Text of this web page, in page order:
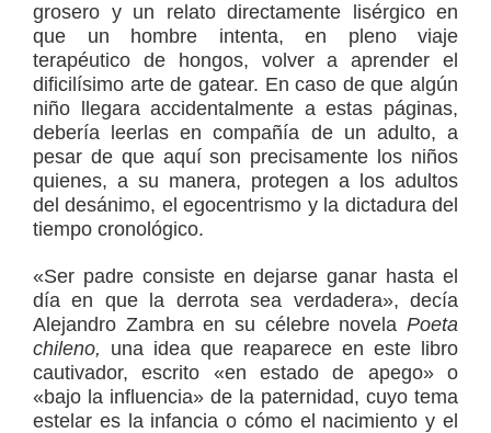
grosero y un relato directamente lisérgico en
que un hombre intenta, en pleno viaje
terapéutico de hongos, volver a aprender el
dificilísimo arte de gatear. En caso de que algún
niño llegara accidentalmente a estas páginas,
debería leerlas en compañía de un adulto, a
pesar de que aquí son precisamente los niños
quienes, a su manera, protegen a los adultos
del desánimo, el egocentrismo y la dictadura del
tiempo cronológico.
«Ser padre consiste en dejarse ganar hasta el
día en que la derrota sea verdadera», decía
Alejandro Zambra en su célebre novela Poeta
chileno, una idea que reaparece en este libro
cautivador, escrito «en estado de apego» o
«bajo la influencia» de la paternidad, cuyo tema
estelar es la infancia o cómo el nacimiento y el